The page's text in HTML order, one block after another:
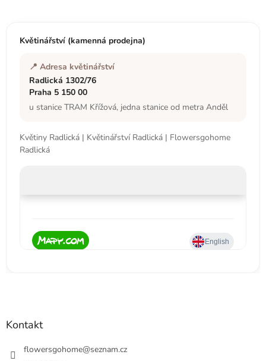
Květinářství (kamenná prodejna)
📍 Adresa květinářství
Radlická 1302/76
Praha 5 150 00
u stanice TRAM Křížová, jedna stanice od metra Anděl
Květiny Radlická | Květinářství Radlická | Flowersgohome
Radlická
Kontakt
flowersgohome@seznam.cz